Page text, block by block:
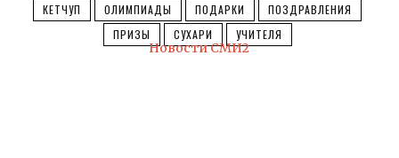
КЕТЧУП ОЛИМПИАДЫ ПОДАРКИ
ПОЗДРАВЛЕНИЯ
ПРИЗЫ
СУХАРИ УЧИТЕЛЯ
Новости СМИ2